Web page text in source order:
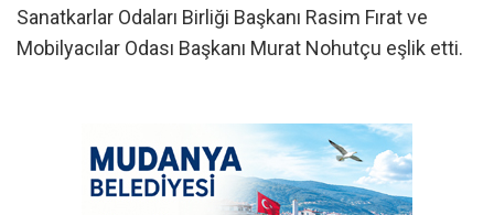
Sanatkarlar Odaları Birliği Başkanı Rasim Fırat ve
Mobilyacılar Odası Başkanı Murat Nohutçu eşlik etti.